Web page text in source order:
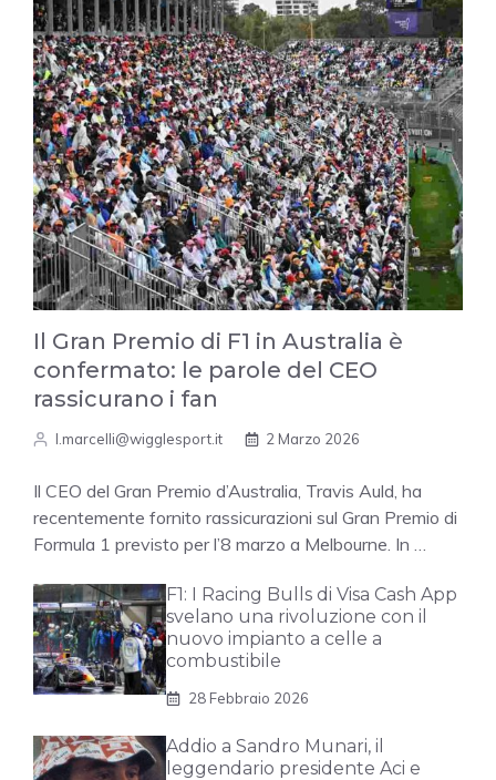
Il Gran Premio di F1 in Australia è
confermato: le parole del CEO
rassicurano i fan
l.marcelli@wigglesport.it 2 Marzo 2026
Il CEO del Gran Premio d’Australia, Travis Auld, ha
recentemente fornito rassicurazioni sul Gran Premio di
Formula 1 previsto per l’8 marzo a Melbourne. In …
F1: I Racing Bulls di Visa Cash App
svelano una rivoluzione con il
nuovo impianto a celle a
combustibile
28 Febbraio 2026
Addio a Sandro Munari, il
leggendario presidente Aci e